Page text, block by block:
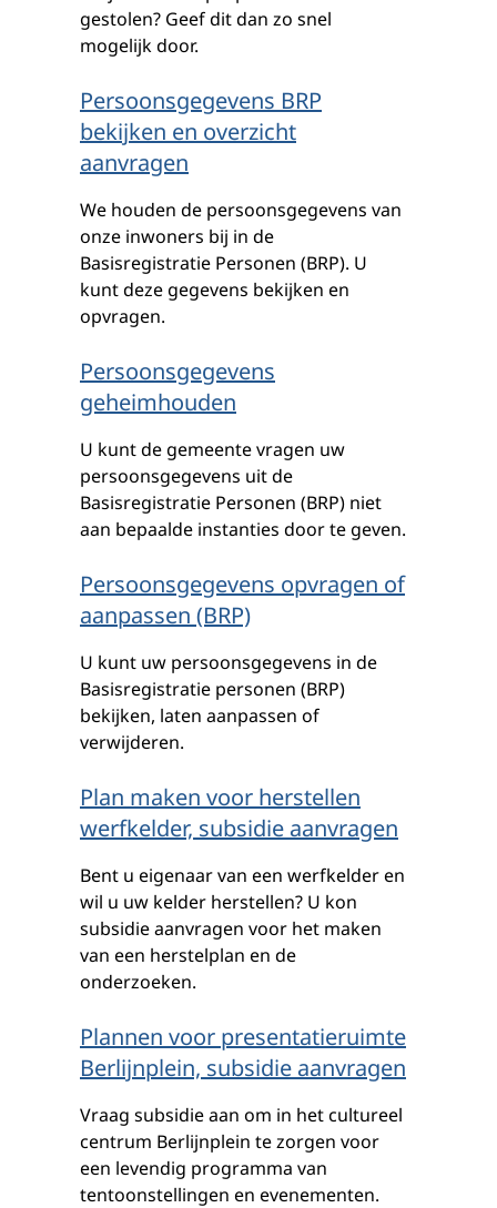
gestolen? Geef dit dan zo snel
mogelijk door.
Persoonsgegevens BRP
bekijken en overzicht
aanvragen
We houden de persoonsgegevens van
onze inwoners bij in de
Basisregistratie Personen (BRP). U
kunt deze gegevens bekijken en
opvragen.
Persoonsgegevens
geheimhouden
U kunt de gemeente vragen uw
persoonsgegevens uit de
Basisregistratie Personen (BRP) niet
aan bepaalde instanties door te geven.
Persoonsgegevens opvragen of
aanpassen (BRP)
U kunt uw persoonsgegevens in de
Basisregistratie personen (BRP)
bekijken, laten aanpassen of
verwijderen.
Plan maken voor herstellen
werfkelder, subsidie aanvragen
Bent u eigenaar van een werfkelder en
wil u uw kelder herstellen? U kon
subsidie aanvragen voor het maken
van een herstelplan en de
onderzoeken.
Plannen voor presentatieruimte
Berlijnplein, subsidie aanvragen
Vraag subsidie aan om in het cultureel
centrum Berlijnplein te zorgen voor
een levendig programma van
tentoonstellingen en evenementen.